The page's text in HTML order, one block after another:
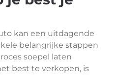
kan een uitdagende
belangrijke stappen
soepel laten
best te verkopen, is